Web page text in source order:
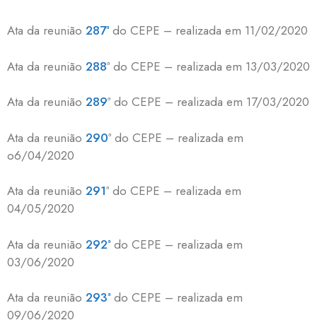
Ata da reunião 287ª do CEPE – realizada em 11/02/2020
Ata da reunião 288ª do CEPE – realizada em 13/03/2020
Ata da reunião 289ª do CEPE – realizada em 17/03/2020
Ata da reunião 290ª do CEPE – realizada em
o6/04/2020
Ata da reunião 291ª do CEPE – realizada em
04/05/2020
Ata da reunião 292ª do CEPE – realizada em
03/06/2020
Ata da reunião 293ª do CEPE – realizada em
09/06/2020